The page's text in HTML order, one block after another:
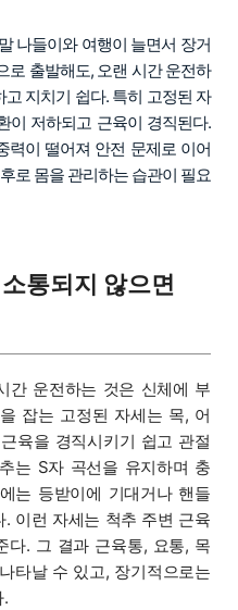
나들이와 여행이 늘면서 장거
로 출발해도, 오랜 시간 운전하
지치기 쉽다. 특히 고정된 자
이 저하되고 근육이 경직된다.
력이 떨어져 안전 문제로 이어
로 몸을 관리하는 습관이 필요
통되지 않으면
간 운전하는 것은 신체에 부
잡는 고정된 자세는 목, 어
육을 경직시키기 쉽고 관절
는 S자 곡선을 유지하며 충
는 등받이에 기대거나 핸들
이런 자세는 척추 주변 근육
다. 그 결과 근육통, 요통, 목
타날 수 있고, 장기적으로는
.